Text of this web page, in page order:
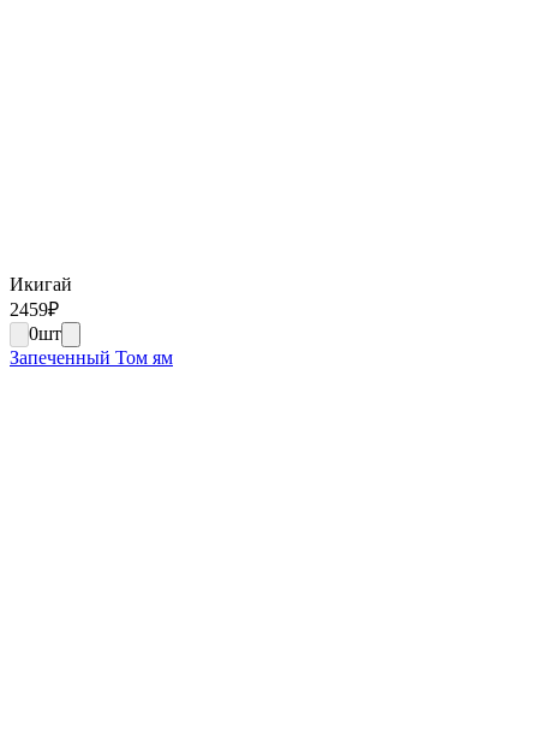
Икигай
2459₽
0шт
Запеченный Том ям